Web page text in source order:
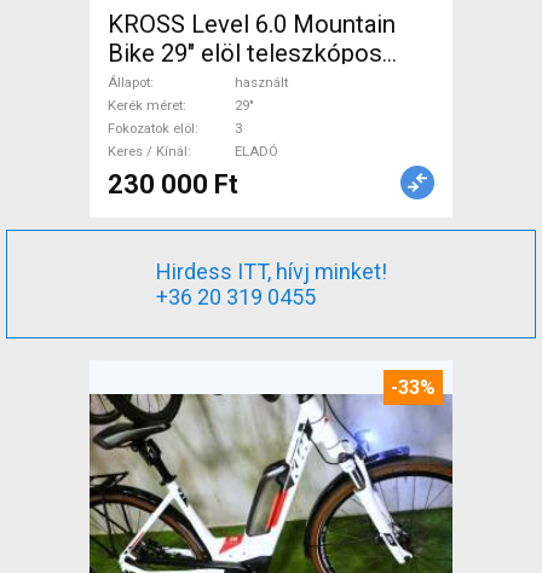
KROSS Level 6.0 Mountain
Bike 29" elöl teleszkópos
használt ELADÓ
Állapot
használt
Kerék méret
29"
Fokozatok elöl
3
Keres / Kínál
ELADÓ
230 000 Ft
Hirdess ITT, hívj minket!
+36 20 319 0455
-33%